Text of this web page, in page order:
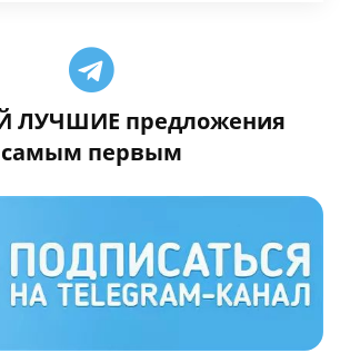
ЛУЧШИЕ предложения
самым первым